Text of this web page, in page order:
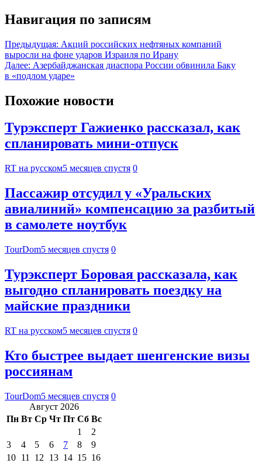
Навигация по записям
Предыдущая: Акций российских нефтяных компаний
выросли на фоне ударов Израиля по Ирану
Далее: Азербайджанская диаспора России обвинила Баку
в «подлом ударе»
Похожие новости
Турэксперт Гажиенко рассказал, как
спланировать мини-отпуск
RT на русском5 месяцев спустя 0
Пассажир отсудил у «Уральских
авиалиний» компенсацию за разбитый
в самолете ноутбук
TourDom5 месяцев спустя 0
Турэксперт Боровая рассказала, как
выгодно спланировать поездку на
майские праздники
RT на русском5 месяцев спустя 0
Кто быстрее выдает шенгенские визы
россиянам
TourDom5 месяцев спустя 0
Август 2026
Пн Вт Ср Чт Пт Сб Вс
1
2
3
4 5 6 7 8
9
10 11 12 13 14 15 16